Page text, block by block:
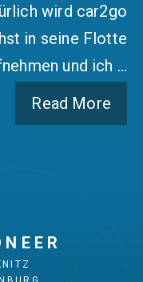
wird car2go
in seine Flotte
und ich …
Read More
E E R